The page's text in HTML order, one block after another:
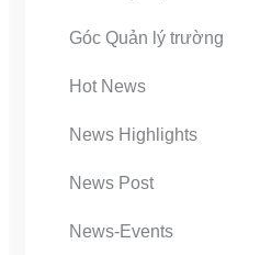
Góc Quản lý trường
Hot News
News Highlights
News Post
News-Events